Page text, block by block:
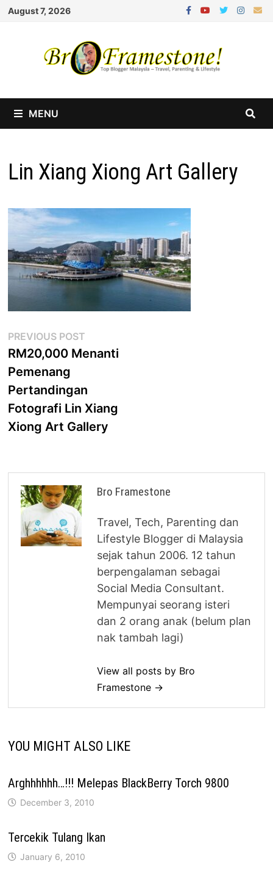
Skip
August 7, 2026
MENU
Lin Xiang Xiong Art Gallery
Post
navigation
PREVIOUS POST
post:
RM20,000 Menanti
Pemenang
Pertandingan
Fotografi Lin Xiang
Xiong Art Gallery
Bro Framestone
Travel, Tech, Parenting dan
Lifestyle Blogger di Malaysia
sejak tahun 2006. 12 tahun
berpengalaman sebagai
Social Media Consultant.
Mempunyai seorang isteri
dan 2 orang anak (belum plan
nak tambah lagi)
View all posts by Bro
Framestone →
YOU MIGHT ALSO LIKE
Arghhhhhh…!!! Melepas BlackBerry Torch 9800
December 3, 2010
Tercekik Tulang Ikan
January 6, 2010